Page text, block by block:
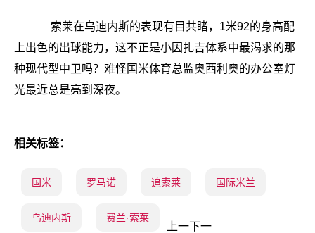
索莱在乌迪内斯的表现有目共睹，1米92的身高配
上出色的出球能力，这不正是小因扎吉体系中最渴求的那
种现代型中卫吗？难怪国米体育总监奥西利奥的办公室灯
光最近总是亮到深夜。
相关标签：
国米 罗马诺 追索莱 国际米兰
乌迪内斯 费兰·索莱
上一下一